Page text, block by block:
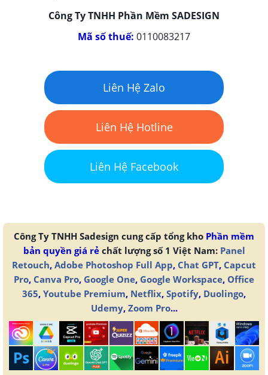
Công Ty TNHH Phần Mềm SADESIGN
Mã số thuế: 0110083217
Liên Hệ Zalo
Liên Hệ Hotline
Liên Hệ Facebook
Công Ty TNHH Sadesign cung cấp tổng kho Phần mềm
bản quyền giá rẻchất lượng số 1 Việt Nam: Panel
Retouch, Adobe Photoshop Full App, Chat GPT, Capcut
Pro, Canva Pro, Google One, Google Workspace, Office
365, Youtube Premium, Netflix, Spotify, Duolingo,
Udemy, Zoom Pro...